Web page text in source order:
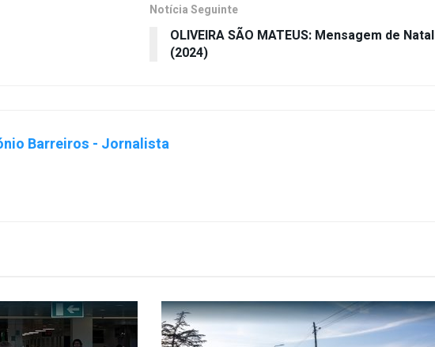
Notícia Seguinte
OLIVEIRA SÃO MATEUS: Mensagem de Natal
(2024)
Barreiros - Jornalista